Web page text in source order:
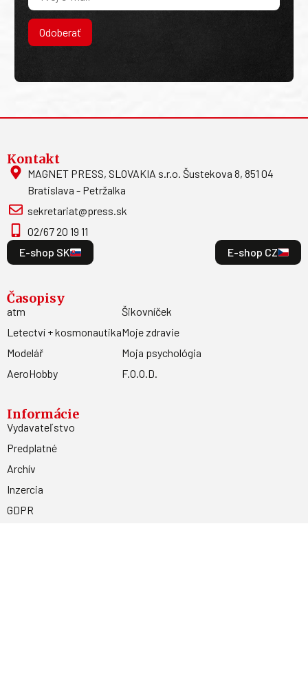
Odoberať
Kontakt
MAGNET PRESS, SLOVAKIA s.r.o. Šustekova 8, 851 04
Bratislava - Petržalka
sekretariat@press.sk
02/67 20 19 11
E-shop SK
E-shop CZ
Časopisy
atm
Letectví + kosmonautika
Modelář
AeroHobby
Šikovníček
Moje zdravie
Moja psychológia
F.O.O.D.
Informácie
Vydavateľstvo
Predplatné
Archív
Inzercia
GDPR